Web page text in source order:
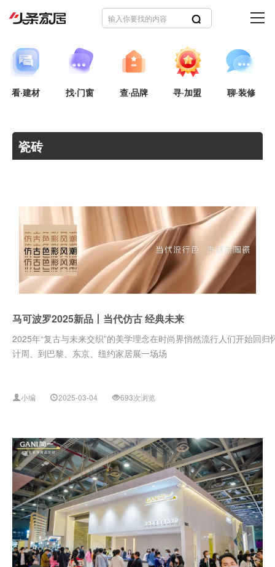
看·建材 找·门窗 查·品牌 寻·加盟 聊·装修
瓷砖
马可波罗2025新品丨当代仿古 经典未来
2025年“复古与未来交织”的美学理念在时尚界悄然流行人们开始回
计周、到巴黎、东京、纽约家居展一场场
小编 2025-03-04 693次浏览